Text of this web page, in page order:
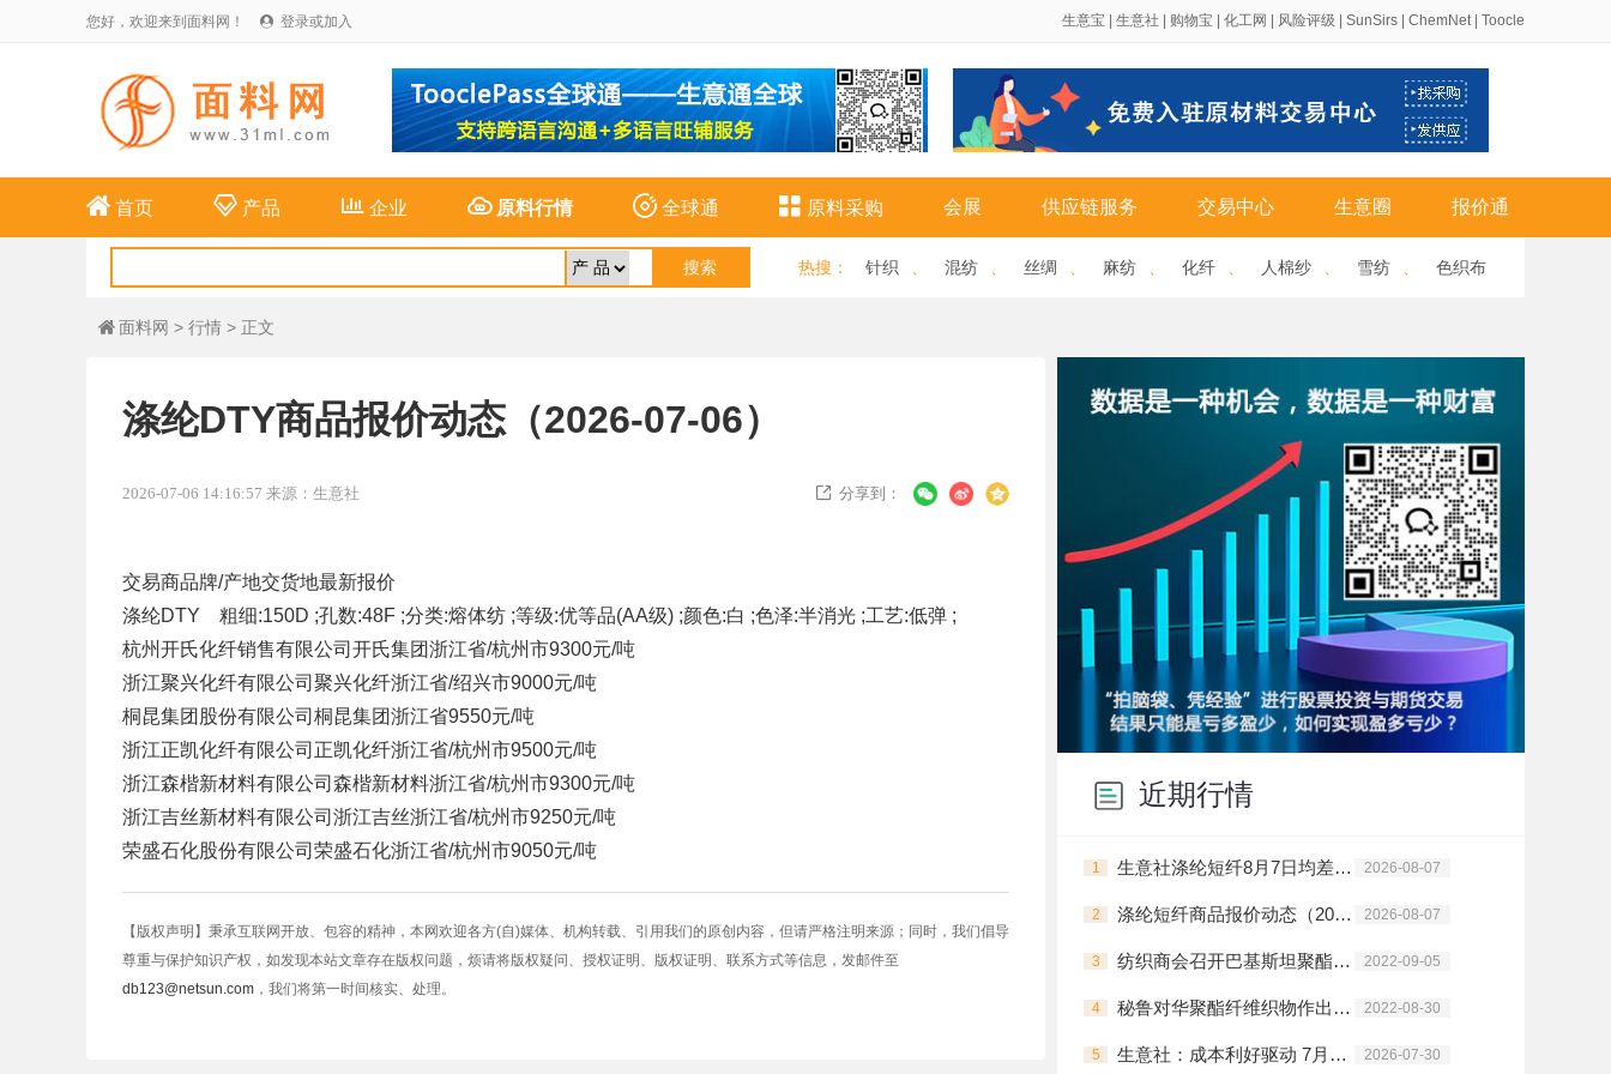
您好，欢迎来到面料网！  登录或加入 生意宝 生意社 购物宝 化工网 风险评级 SunSirs ChemNet| Toocle
 首页 产品 企业 原料行情 全球通  原料采购 会展 供应链服务 交易中心 生意圈 报价通
热搜 ： 针织 混纺 丝绸 麻纺 化纤 人棉纱 雪纺 色织布
 面料网 > 行情 > 正文
涤纶DTY商品报价动态（2026-07-06）
2026-07-06 14:16:57 来源：生意社  分享到：
交易商品牌/产地交货地最新报价
涤纶DTY 粗细:150D ;孔数:48F ;分类:熔体纺 ;等级:优等品(AA级) ;颜色:白 ;色泽:半消光 ;工艺:低弹 ;
杭州开氏化纤销售有限公司 开氏集团浙江省/杭州市9300元/吨
浙江聚兴化纤有限公司 聚兴化纤浙江省/绍兴市9000元/吨
桐昆集团股份有限公司 桐昆集团浙江省9550元/吨
浙江正凯化纤有限公司 正凯化纤浙江省/杭州市9500元/吨
浙江森楷新材料有限公司 森楷新材料浙江省/杭州市9300元/吨
浙江吉丝新材料有限公司 浙江吉丝浙江省/杭州市9250元/吨
荣盛石化股份有限公司 荣盛石化浙江省/杭州市9050元/吨
【版权声明】秉承互联网开放、包容的精神，本网欢迎各方(自)媒体、机构转载、引用我们的原创内容，但请严格注明来源；同时，我们倡导
尊重与保护知识产权，如发现本站文章存在版权问题，烦请将版权疑问、授权证明、版权证明、联系方式等信息，发邮件至
db123@netsun.com ，我们将第一时间核实、处理。
近期行情
1 生意社涤纶短纤8月7日均差为-16.79元/吨 由负向扩大转为缩小 2026-08-07
2 涤纶短纤商品报价动态（2026-08-07） 2026-08-07
3 纺织商会召开巴基斯坦聚酯长丝纱线反倾销日落复审应诉协调会 2022-09-05
4 秘鲁对华聚酯纤维织物作出反倾销肯定性初裁 2022-08-30
5 生意社：成本利好驱动 7月涤纶短纤价格震荡上行 2026-07-30